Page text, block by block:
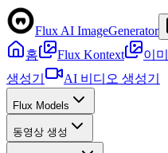
Flux AI ImageGenerator
홈
Flux Kontext 이
생성기
AI 비디오 생성기
Flux Models
동영상 생성